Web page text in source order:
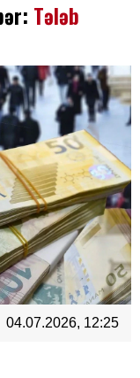
Tələb
04.07.2026, 12:25